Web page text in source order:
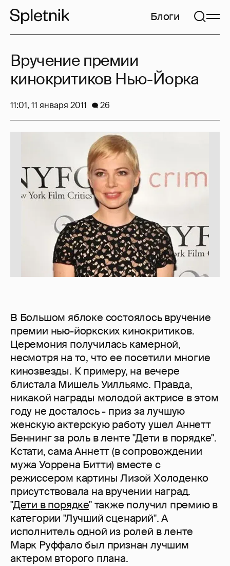
Блоги
В Большом яблоке состоялось вручение
премии нью-йоркских кинокритиков.
Церемония получилась камерной,
несмотря на то, что ее посетили многие
кинозвезды. К примеру, на вечере
блистала Мишель Уилльямс. Правда,
никакой награды молодой актрисе в этом
году не досталось - приз за лучшую
женскую актерскую работу ушел Аннетт
Беннинг за роль в ленте "Дети в порядке".
Кстати, сама Аннетт (в сопровождении
мужа Уоррена Битти) вместе с
режиссером картины Лизой Холоденко
присутствовала на вручении наград.
"Дети в порядке" также получил премию в
категории "Лучший сценарий". А
исполнитель одной из ролей в ленте
Марк Руффало был признан лучшим
актером второго плана.
Вручение премии
кинокритиков Нью-Йорка
11:01, 11 января 2011 26